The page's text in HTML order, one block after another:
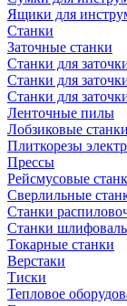
Ящики для
Станки
Заточные станки
Станки для
Станки для
Станки для
Ленточные пилы
Лобзиковые станки
Плиткорезы
Прессы
Рейсмусовые
Сверлильные
Станки
Станки
Токарные станки
Верстаки
Тиски
Тепловое